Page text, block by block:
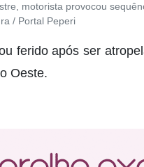
motorista provocou
/ Portal Peperi
ferido após ser
Oeste.